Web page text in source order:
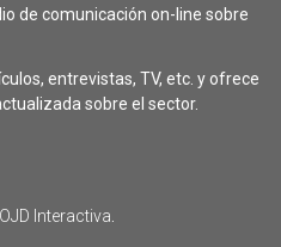
de comunicación on-line sobre
entrevistas, TV, etc. y ofrece
sobre el sector.
OJD Interactiva.